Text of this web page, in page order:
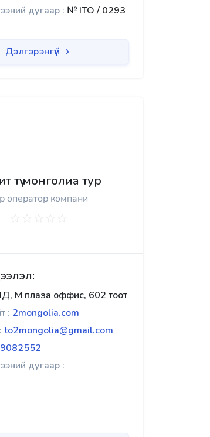
дугаар : № ITO / 0293
Дэлгэрэнгүй
түү монголиа тур
оператор компани
М плаза оффис, 602 тоот
: 2mongolia.com
to2mongolia@gmail.com
дугаар :